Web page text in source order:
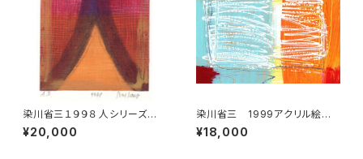
染川省三１９９８ 人シリーズ版
画 3
¥20,000
染川省三 1999アクリル絵画
2
¥18,000